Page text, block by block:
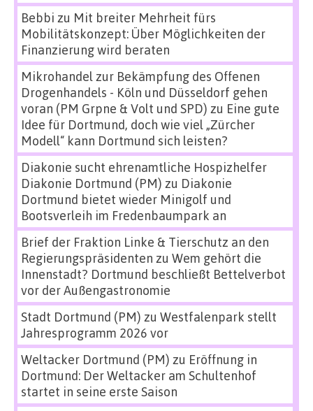
Bebbi zu Mit breiter Mehrheit fürs
Mobilitätskonzept: Über Möglichkeiten der
Finanzierung wird beraten
Mikrohandel zur Bekämpfung des Offenen
Drogenhandels - Köln und Düsseldorf gehen
voran (PM Grpne & Volt und SPD) zu Eine gute
Idee für Dortmund, doch wie viel „Zürcher
Modell“ kann Dortmund sich leisten?
Diakonie sucht ehrenamtliche Hospizhelfer
Diakonie Dortmund (PM) zu Diakonie
Dortmund bietet wieder Minigolf und
Bootsverleih im Fredenbaumpark an
Brief der Fraktion Linke & Tierschutz an den
Regierungspräsidenten zu Wem gehört die
Innenstadt? Dortmund beschließt Bettelverbot
vor der Außengastronomie
Stadt Dortmund (PM) zu Westfalenpark stellt
Jahresprogramm 2026 vor
Weltacker Dortmund (PM) zu Eröffnung in
Dortmund: Der Weltacker am Schultenhof
startet in seine erste Saison